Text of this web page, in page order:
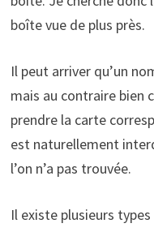
boîte vue de plus près.
Il peut arriver qu’un
mais au contraire bien
prendre la carte
est naturellement
l’on n’a pas trouvée.
Il existe plusieurs